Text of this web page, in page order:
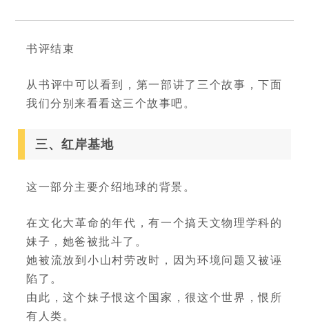
书评结束
从书评中可以看到，第一部讲了三个故事，下面
我们分别来看看这三个故事吧。
三、红岸基地
这一部分主要介绍地球的背景。
在文化大革命的年代，有一个搞天文物理学科的
妹子，她爸被批斗了。
她被流放到小山村劳改时，因为环境问题又被诬
陷了。
由此，这个妹子恨这个国家，很这个世界，恨所
有人类。